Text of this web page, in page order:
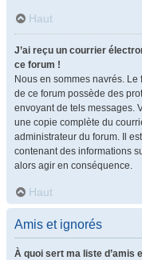
Haut
J’ai reçu un courrier
ce forum !
Nous en sommes navrés.
de ce forum possède des
envoyant de tels messages.
une copie complète du
administrateur du forum. Il
contenant des informations
alors agir en conséquence.
Haut
Amis et ignorés
À quoi sert ma liste d’amis